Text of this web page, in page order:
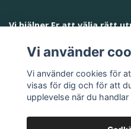
Vi hjälper Er att välja rätt
Vi använder
Vi använder cookies för
visas för dig och för att
upplevelse när du